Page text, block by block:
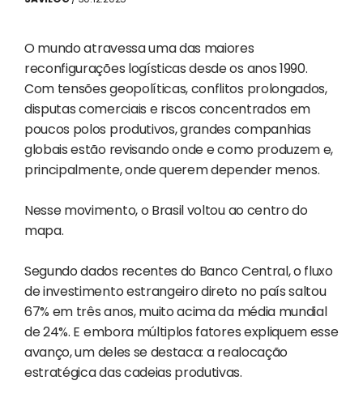
O mundo atravessa uma das maiores
reconfigurações logísticas desde os anos 1990.
Com tensões geopolíticas, conflitos prolongados,
disputas comerciais e riscos concentrados em
poucos polos produtivos, grandes companhias
globais estão revisando onde e como produzem e,
principalmente, onde querem depender menos.
Nesse movimento, o Brasil voltou ao centro do
mapa.
Segundo dados recentes do Banco Central, o fluxo
de investimento estrangeiro direto no país saltou
67% em três anos, muito acima da média mundial
de 24%. E embora múltiplos fatores expliquem esse
avanço, um deles se destaca: a realocação
estratégica das cadeias produtivas.